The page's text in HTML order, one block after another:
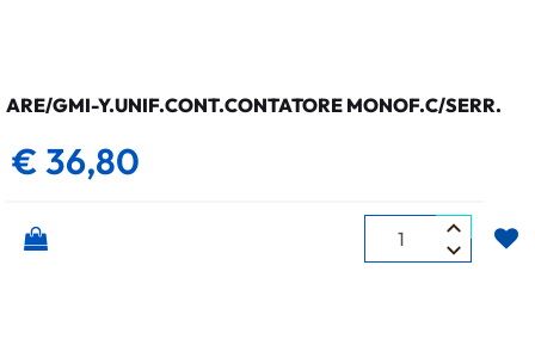
ARE/GMI-Y.UNIF.CONT.CONTATORE MONOF.C/SERR.
€ 36,80
Quantità